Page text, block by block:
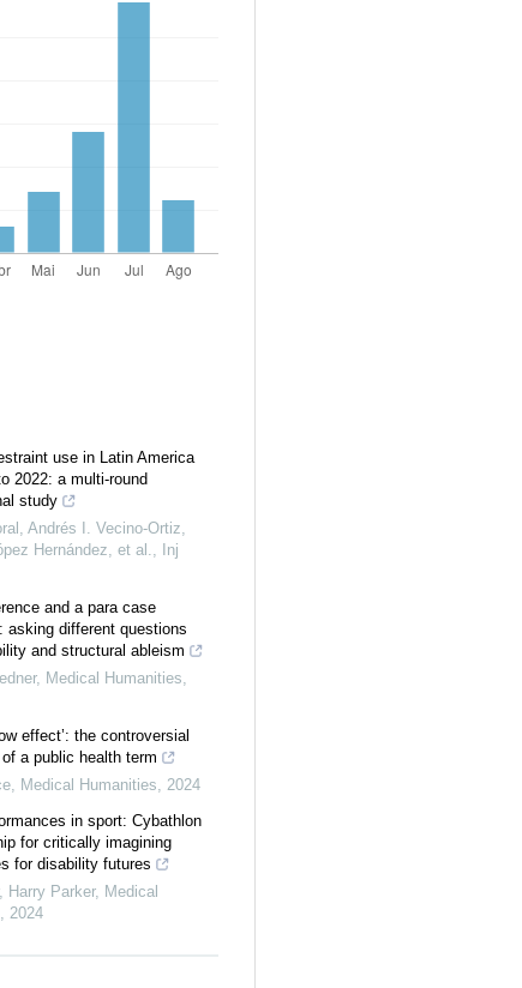
use in Latin America
2022: a multi-round
study
Andrés I. Vecino-Ortiz,
Hernández, et al.
Inj
and a para case
asking different questions
and structural ableism
, Medical Humanities
effect’: the controversial
a public health term
, Medical Humanities
2024
in sport: Cybathlon
for critically imagining
for disability futures
Harry Parker, Medical
2024